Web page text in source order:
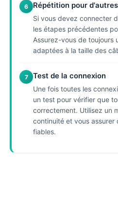
6 Répétition pour
Si vous devez connecter
les étapes précédentes
Assurez-vous de toujours
adaptées à la taille des
7 Test de la connexion
Une fois toutes les
un test pour vérifier que
correctement. Utilisez un
continuité et vous assurer
fiables.